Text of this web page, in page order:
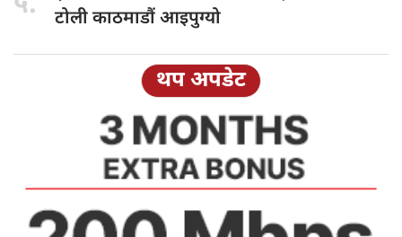
टोली काठमाडौं आइपुग्यो
थप अपडेट